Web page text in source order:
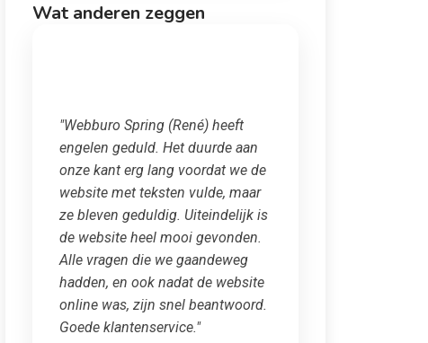
Wat anderen zeggen
"Webburo Spring (René) heeft
engelen geduld. Het duurde aan
onze kant erg lang voordat we de
website met teksten vulde, maar
ze bleven geduldig. Uiteindelijk is
de website heel mooi gevonden.
Alle vragen die we gaandeweg
hadden, en ook nadat de website
online was, zijn snel beantwoord.
Goede klantenservice."